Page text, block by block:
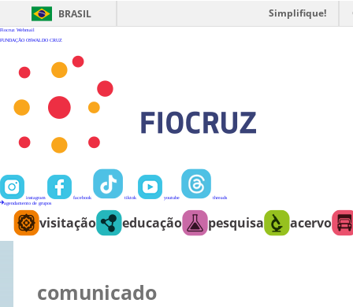
BRASIL Simplifique!
Fiocruz Webmail
FUNDAÇÃO OSWALDO CRUZ
instagram facebook tiktok youtube
threads
agendamento de grupos
visitação educação pesquisa acervo
comunicado